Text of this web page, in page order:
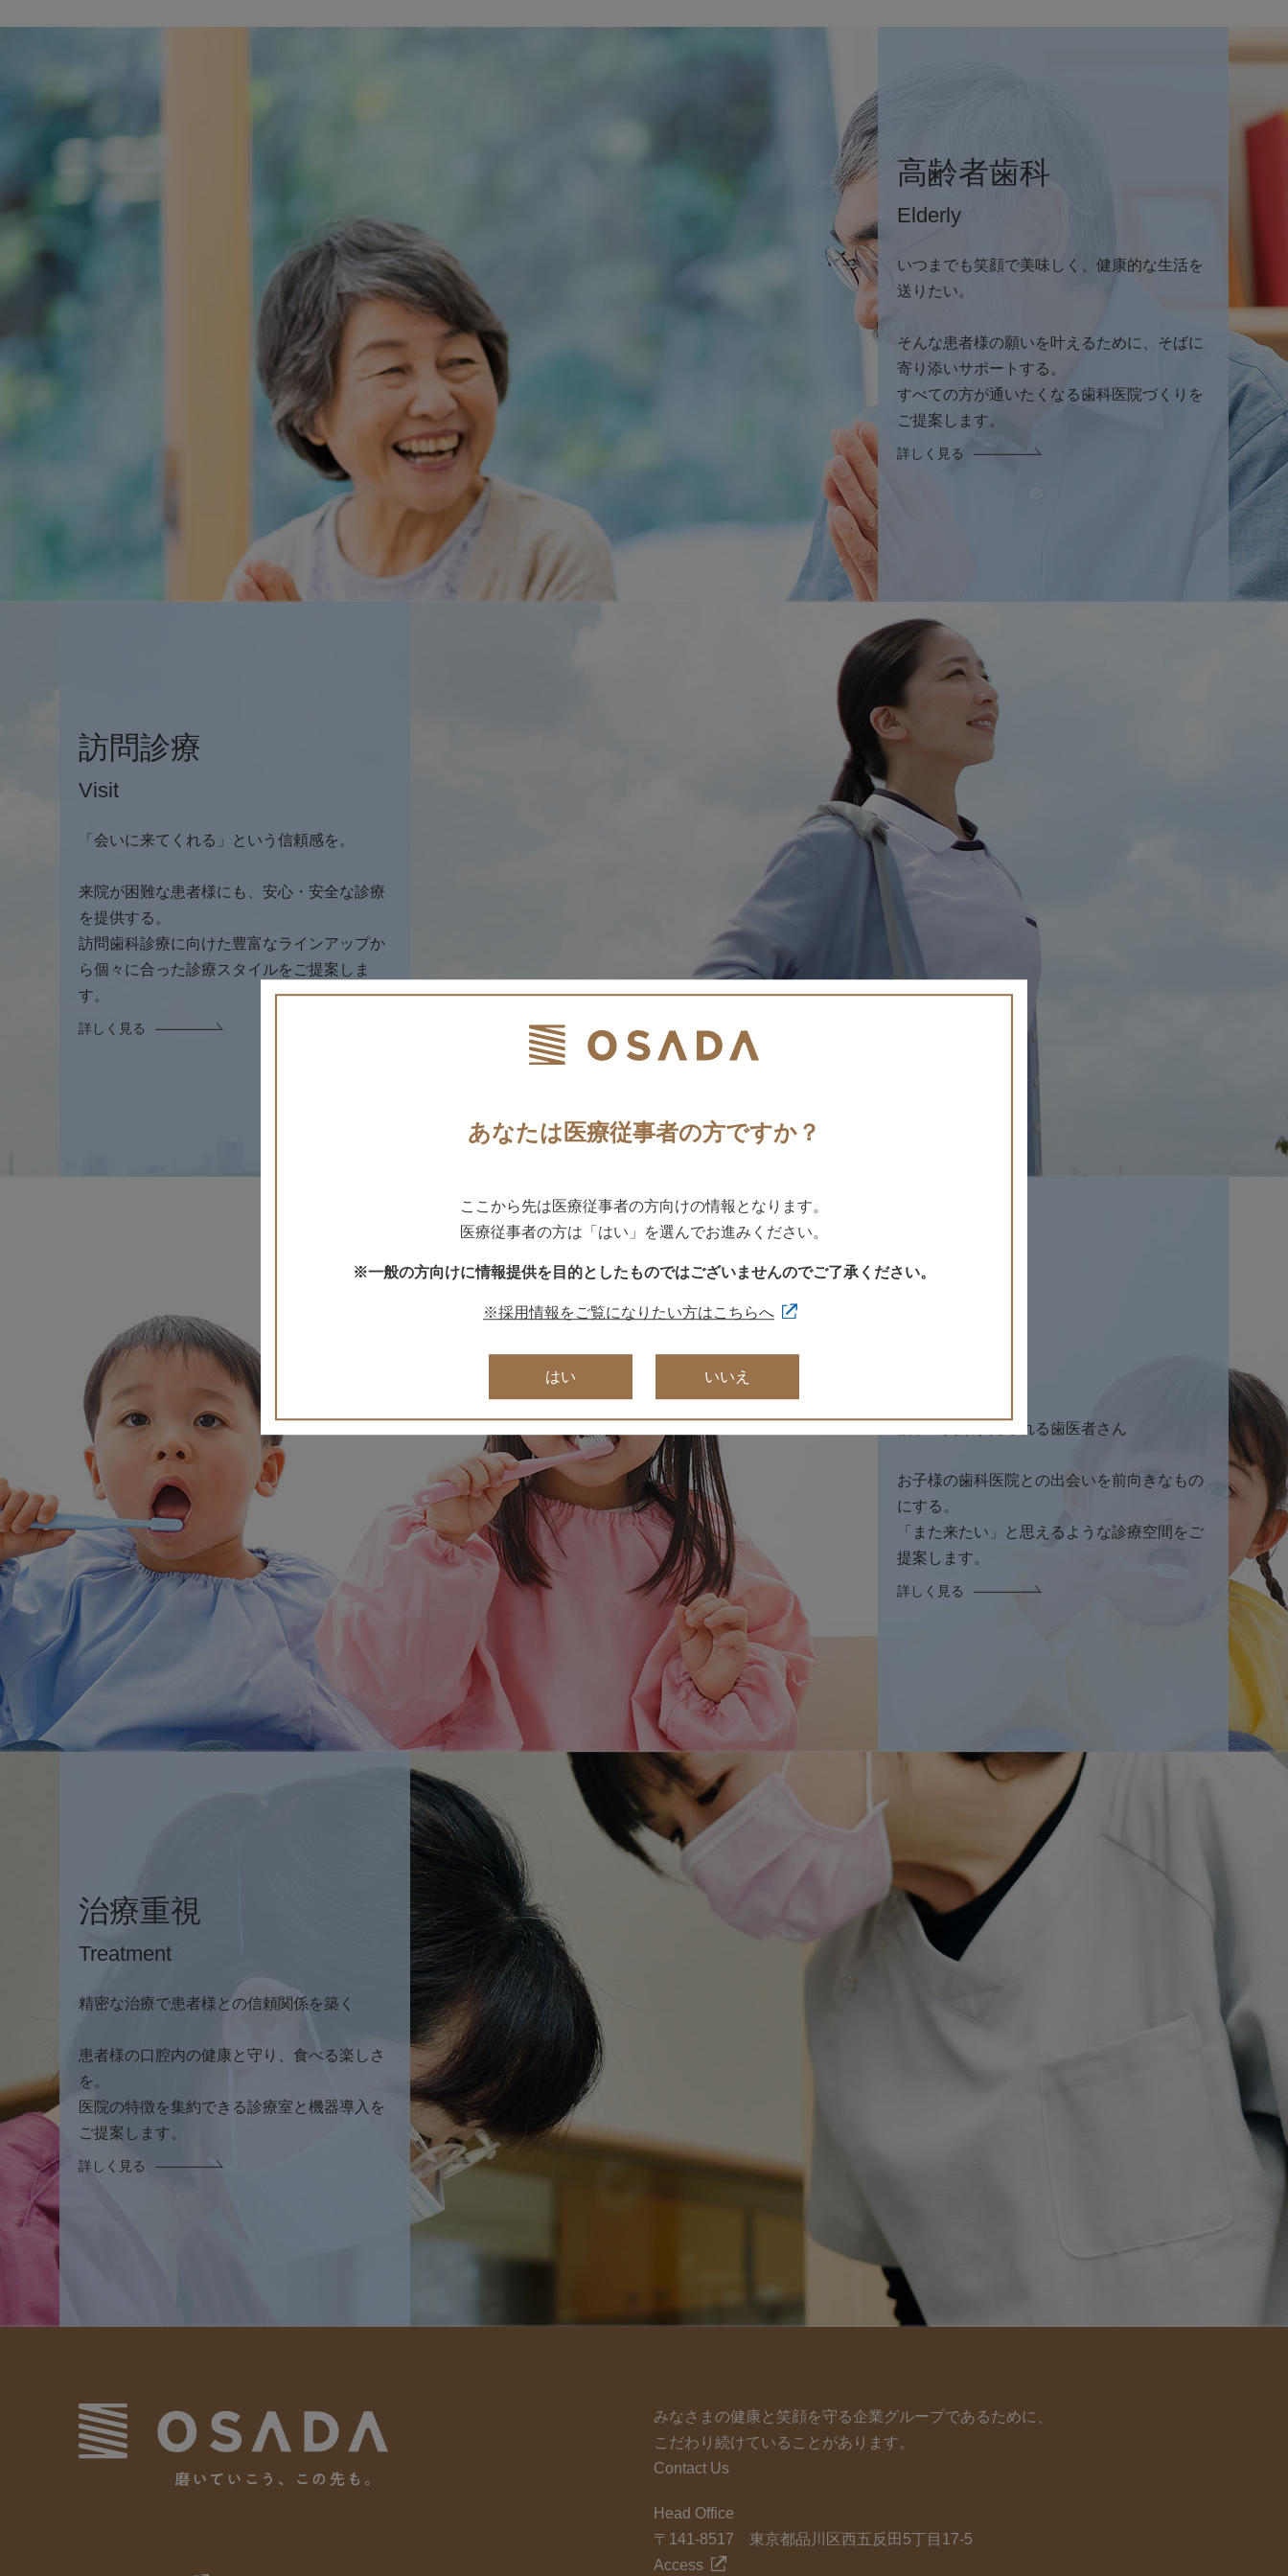
あなたは医療従事者の方ですか？
ここから先は医療従事者の方向けの情報となります。
医療従事者の方は「はい」を選んでお進みください。
※一般の方向けに情報提供を目的としたものではございませんのでご了承ください。
※採用情報をご覧になりたい方はこちらへ
はい いいえ
高齢者歯科
Elderly
いつまでも笑顔で美味しく、健康的な生活を
送りたい。
そんな患者様の願いを叶えるために、そばに
寄り添いサポートする。
すべての方が通いたくなる歯科医院づくりを
ご提案します。
詳しく見る
訪問診療
Visit
「会いに来てくれる」という信頼感を。
来院が困難な患者様にも、安心・安全な診療
を提供する。
訪問歯科診療に向けた豊富なラインアップか
ら個々に合った診療スタイルをご提案しま
す。
詳しく見る
親子の笑顔が見られる歯医者さん
お子様の歯科医院との出会いを前向きなもの
にする。
「また来たい」と思えるような診療空間をご
提案します。
詳しく見る
治療重視
Treatment
精密な治療で患者様との信頼関係を築く
患者様の口腔内の健康と守り、食べる楽しさ
を。
医院の特徴を集約できる診療室と機器導入を
ご提案します。
詳しく見る
みなさまの健康と笑顔を守る企業グループであるために、
こだわり続けていることがあります。
Contact Us
Head Office
〒141-8517 東京都品川区西五反田5丁目17-5
Access